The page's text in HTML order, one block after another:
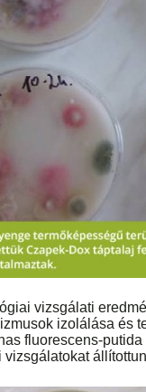
vizsgálati
izolálása és
fluorescens-
vizsgálatokat